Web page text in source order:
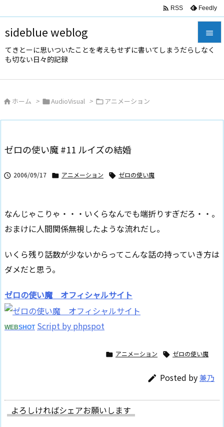
sideblue weblog
てきとーに思いついたことを考えもせずに書いてしまうだらしなく
も切ない日々的記録



 RSS Feedly
 ホーム > AudioVisual > アニメーション
ゼロの使い魔 #11 ルイズの結婚
 2006/09/17  アニメーション  ゼロの使い魔
なんじゃこりゃ・・・いくらなんでも端折りすぎだろ・・。
おまけに人間関係無視したような流れだし。
いくら残り話数が少ないからってこんな話の持っていき方は
ダメだと思う。
ゼロの使い魔 オフィシャルサイト
WEBSHOT Script by phpspot
 アニメーション  ゼロの使い魔
 Posted by兼乃
よろしければシェアお願いします